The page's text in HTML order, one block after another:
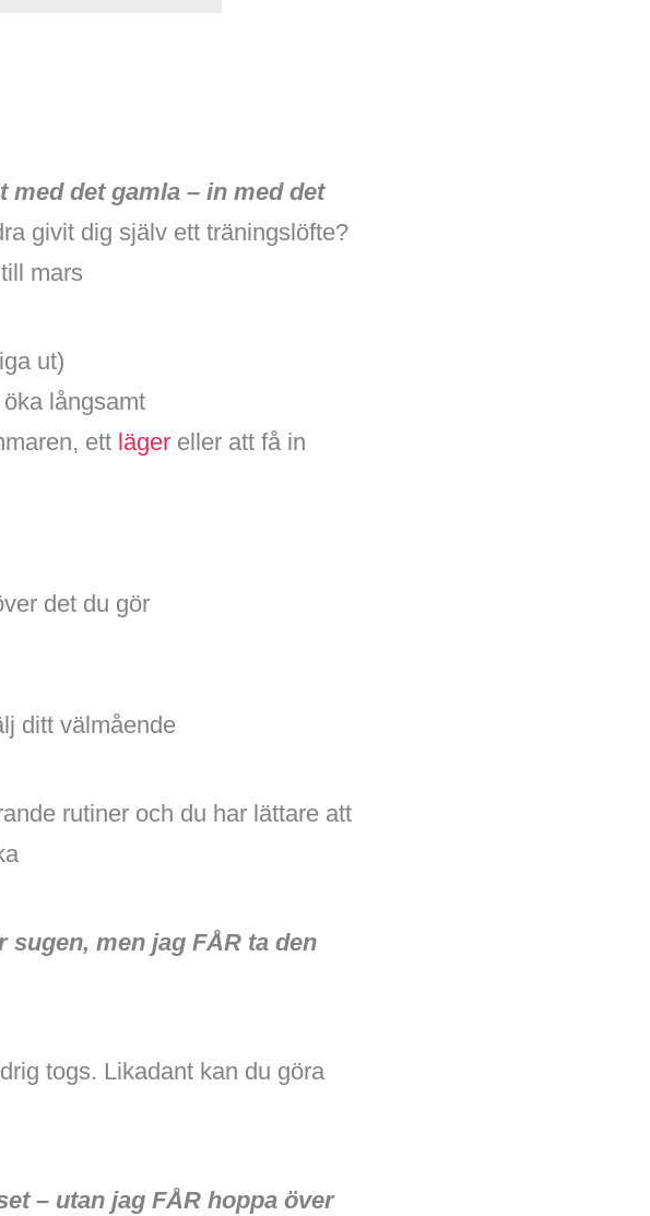
med det gamla – in med det
givit dig själv ett träningslöfte?
mars
ut)
långsamt
ett läger eller att få in
det du gör
ditt välmående
rutiner och du har lättare att
sugen, men jag FÅR ta den
togs. Likadant kan du göra
– utan jag FÅR hoppa över